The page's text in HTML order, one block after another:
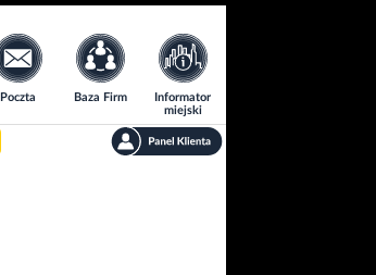
Poczta Baza Firm
Informator
miejski